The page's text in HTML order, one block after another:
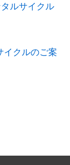
ルサイクル
クルのご案